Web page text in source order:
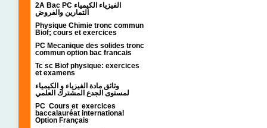
2A Bac PC الفيزياء الكيمياء
التمارين والفروض
Physique Chimie tronc commun
Biof; cours et exercices
PC Mecanique des solides tronc
commun option bac francais
Tc sc Biof physique: exercices
et examens
وثائق مادة الفيزياء و الكيمياء
PC Cours et exercices
baccalauréat international
Option Français